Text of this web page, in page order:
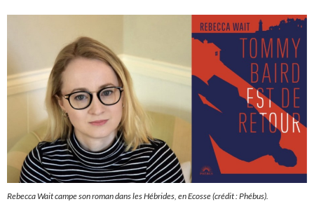
Rebecca Wait campe son roman dans les Hébrides, en Ecosse (crédit : Phébus).